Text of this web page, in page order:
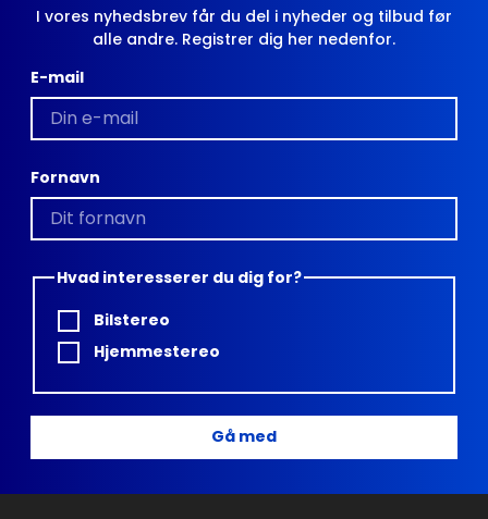
I vores nyhedsbrev får du del i nyheder og tilbud før
alle andre. Registrer dig her nedenfor.
E-mail
Fornavn
Hvad interesserer du dig for?
Bilstereo
Hjemmestereo
Gå med